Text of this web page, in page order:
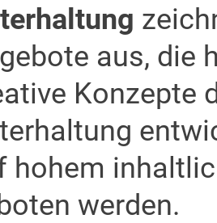
aus, die
Konzepte
hohem
werden.